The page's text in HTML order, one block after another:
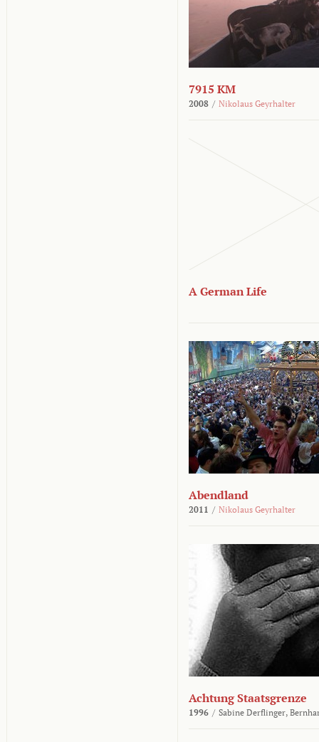
7915 KM
2008 / Nikolaus Geyrhalter
A German Life
Abendland
2011 / Nikolaus Geyrhalter
Achtung Staatsgrenze
1996 / Sabine Derflinger,